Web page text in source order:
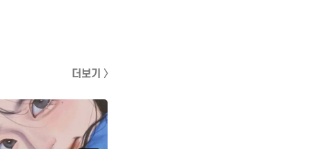
더보기 〉